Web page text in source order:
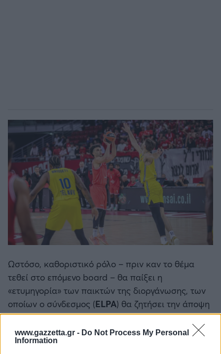
www.gazzetta.gr - Do Not Process My Personal
Information
Ωστόσο, καθοριστικό ρόλο – πριν καν το θέμα
τεθεί στο επόμενο board – θα παίξει η
«ετυμηγορία» των παικτών της διοργάνωσης, των
οποίων ο σύνδεσμος (ELPA) θα ζητήσει την άποψη
στο ερώτημα «αν οι γεωπολιτικές εξελίξεις στην
περιοχή, τους κάνουν να νιώθουν πλέον ασφαλείς
για να ταξιδέψουν και να παίξουν μπάσκετ στο